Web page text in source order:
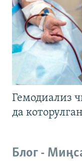
Гемодиализ
да
Блог -